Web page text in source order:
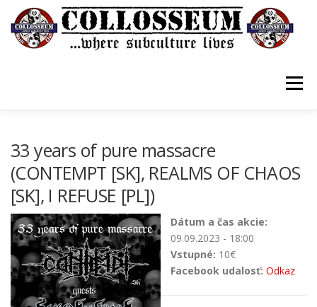
Prejsť
obsah
Menu
KONTAKTY GUESTBOOK
33 years of pure massacre
(CONTEMPT [SK], REALMS OF CHAOS
[SK], I REFUSE [PL])
Dátum a čas akcie:
09.09.2023 - 18:00
Vstupné: 10€
Facebook udalosť: Odkaz